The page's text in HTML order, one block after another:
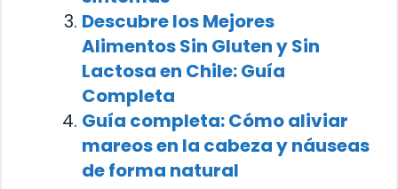
Descubre los Mejores
Alimentos Sin Gluten y Sin
Lactosa en Chile: Guía
Completa
Guía completa: Cómo aliviar
mareos en la cabeza y náuseas
de forma natural